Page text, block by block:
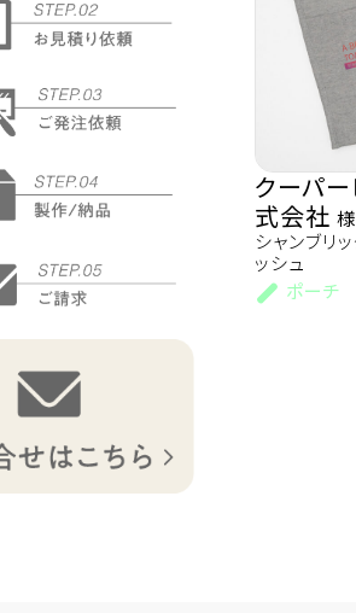
クーパー
式会社 様
シャンブリ
ッシュ
ポーチ